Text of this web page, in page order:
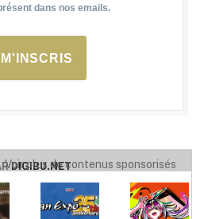
dans nos emails.
DIGIBU.NET
Voir plus de contenus sponsorisés